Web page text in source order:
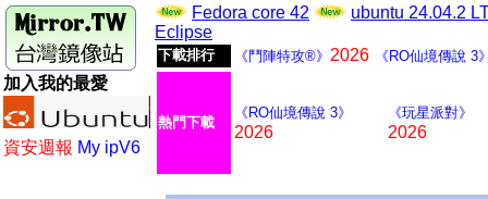
加入我的最愛
資安週報 My ipV6
Fedora core 42
ubuntu 24.04.2
Eclipse
下載排行 《鬥陣特攻®》 2026 《RO仙境傳說 3
熱門下載
《RO仙境傳說 3》
2026
《玩星派對》
2026